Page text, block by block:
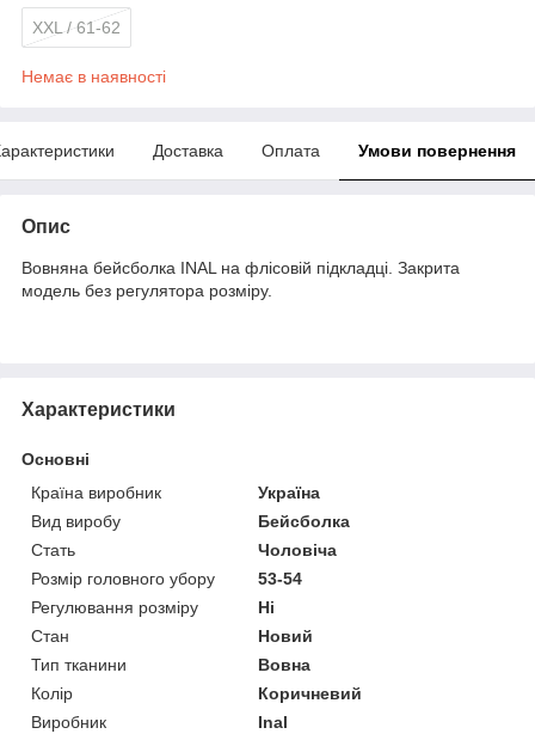
XXL / 61-62
Немає в наявності
Доставка Оплата Умови повернення
Опис
Вовняна бейсболка INAL на флісовій підкладці. Закрита
модель без регулятора розміру.
Характеристики
Основні
Країна виробник
Україна
Вид виробу
Бейсболка
Стать
Чоловіча
Розмір головного убору
53-54
Регулювання розміру
Ні
Стан
Новий
Тип тканини
Вовна
Колір
Коричневий
Виробник
Inal